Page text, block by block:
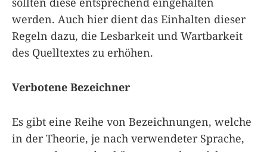
werden. Auch hier dient das Einhalten dieser
Regeln dazu, die Lesbarkeit und Wartbarkeit
des Quelltextes zu erhöhen.
Verbotene Bezeichner
Es gibt eine Reihe von Bezeichnungen, welche
in der Theorie, je nach verwendeter Sprache,